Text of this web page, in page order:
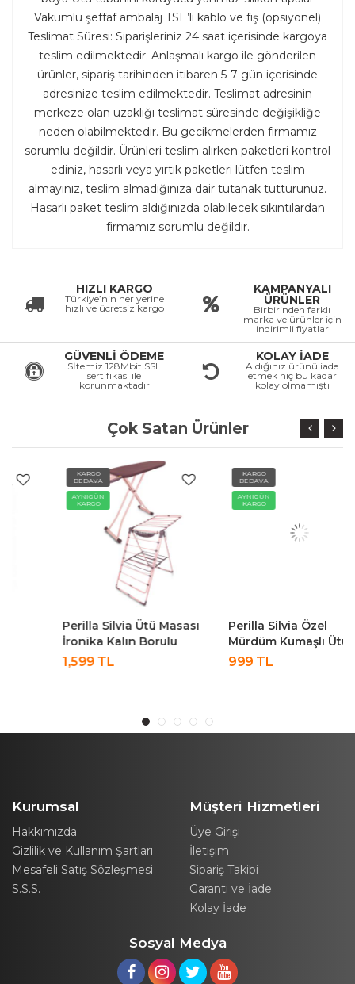
Vakumlu şeffaf ambalaj TSE’li kablo ve fiş (opsiyonel)
Teslimat Süresi: Siparişleriniz 24 saat içerisinde kargoya
teslim edilmektedir. Anlaşmalı kargo ile gönderilen
ürünler, sipariş tarihinden itibaren 5-7 gün içerisinde
adresinize teslim edilmektedir. Teslimat adresinin
merkeze olan uzaklığı teslimat süresinde değişikliğe
neden olabilmektedir. Bu gecikmelerden firmamız
sorumlu değildir. Ürünleri teslim alırken paketleri kontrol
ediniz, hasarlı veya yırtık paketleri lütfen teslim
almayınız, teslim almadığınıza dair tutanak tutturunuz.
Hasarlı paket teslim aldığınızda olabilecek sıkıntılardan
firmamız sorumlu değildir.
HIZLI KARGO
Türkiye’nin her yerine
hızlı ve ücretsiz kargo
KAMPANYALI
ÜRÜNLER
Birbirinden farklı
marka ve ürünler için
indirimli fiyatlar
GÜVENLİ ÖDEME
Sİtemiz 128Mbit SSL
sertifikası ile
korunmaktadır
KOLAY İADE
Aldığınız ürünü iade
etmek hiç bu kadar
kolay olmamıştı
Çok Satan Ürünler
Perilla Silvia Ütü Masası
İronika Kalın Borulu
Kurutmalık Set
1,599 TL
Perilla Silvia Özel
Mürdüm Kumaşlı Ütü
Masası
999 TL
Kurumsal
Hakkımızda
Gizlilik ve Kullanım Şartları
Mesafeli Satış Sözleşmesi
S.S.S.
Müşteri Hizmetleri
Üye Girişi
İletişim
Sipariş Takibi
Garanti ve İade
Kolay İade
Sosyal Medya